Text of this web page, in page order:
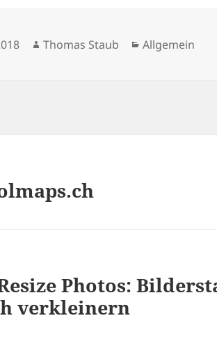
Autor
Thomas Staub Kategorien
Allgemein
Photos:
verkleinern